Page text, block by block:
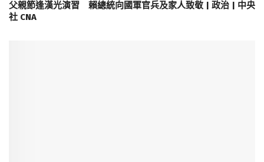
父親節逢漢光演習 賴總統向國軍官兵及家人致敬 | 政治 | 中央
社 CNA